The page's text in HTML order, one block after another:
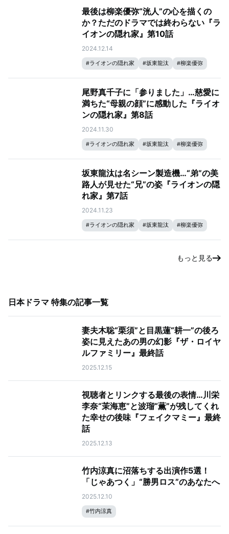
最後は柳楽優弥“洸人”の心を描くの
か？ただのドラマでは終わらない『ラ
イオンの隠れ家』第10話
2024.12.14
#ライオンの隠れ家 #坂東龍汰 #柳楽優弥
尾野真千子に「参りました」…慈愛に
満ちた“母親の顔”に感動した『ライオ
ンの隠れ家』第8話
2024.11.30
#ライオンの隠れ家 #坂東龍汰 #柳楽優弥
坂東龍汰は名シーン製造機…“弟”の美
路人​​が見せた“兄”の姿『ライオンの隠
れ家』第7話
2024.11.23
#ライオンの隠れ家 #坂東龍汰 #柳楽優弥
もっと見る
日本ドラマ 特集の記事一覧
妻夫木聡“栗須”と目黒蓮“耕一”の後ろ
姿に見えたあの男の幻影『ザ・ロイヤ
ルファミリー』最終話
2025.12.15
視聴者とリンクする最後の表情…川栄
李奈“茉海恵”と波瑠“薫”が残してくれ
た幸せの後味『フェイクマミー』最終
話
2025.12.13
竹内涼真に沼落ちする出演作5選！
「じゃあつく」“勝男ロス”のあなたへ
2025.12.10
#竹内涼真